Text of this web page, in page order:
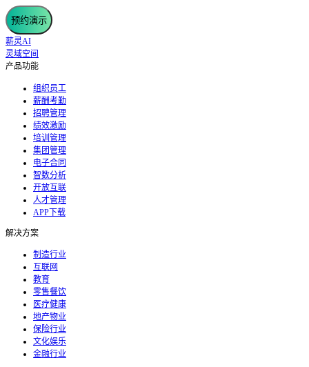
预约演示
薪灵AI
灵域空间
产品功能
组织员工
薪酬考勤
招聘管理
绩效激励
培训管理
集团管理
电子合同
智数分析
开放互联
人才管理
APP下载
解决方案
制造行业
互联网
教育
零售餐饮
医疗健康
地产物业
保险行业
文化娱乐
金融行业